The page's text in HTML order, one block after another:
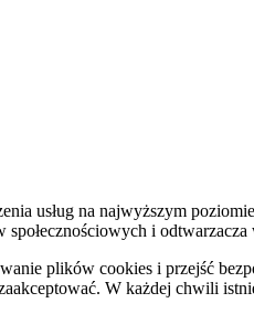
usług na najwyższym
i odtwarzacza
plików cookies i przejść
W każdej chwili